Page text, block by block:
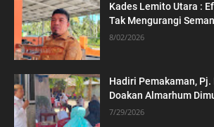
Kades Lemito Utara :
Tak Mengurangi
8/02/2026
Hadiri Pemakaman,
Doakan Almarhum
7/29/2026